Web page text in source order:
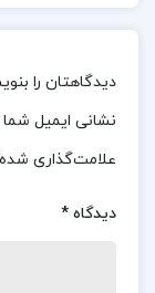
شمشیرزنی او
بخشی از کتاب
دیدگاهتان را
نشانی ایمیل
علامت‌گذاری
دیدگاه *